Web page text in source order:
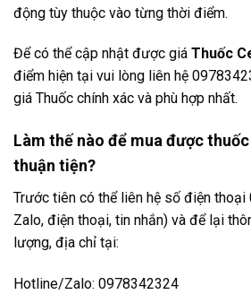
động tùy thuộc vào từng thời điểm.
Để có thể cập nhật được giá Thuốc
điểm hiện tại vui lòng liên hệ
giá Thuốc chính xác và phù hợp nhất.
Làm thế nào để mua được
thuận tiện?
Trước tiên có thể liên hệ số điện
Zalo, điện thoại, tin nhắn) và để lại
lượng, địa chỉ tại:
Hotline/Zalo: 0978342324